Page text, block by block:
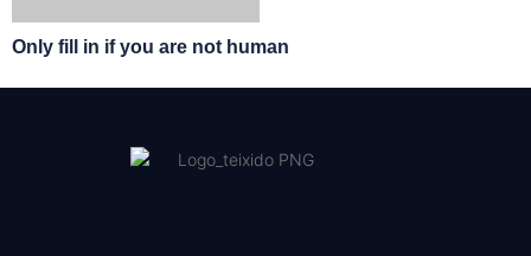
Only fill in if you are not human